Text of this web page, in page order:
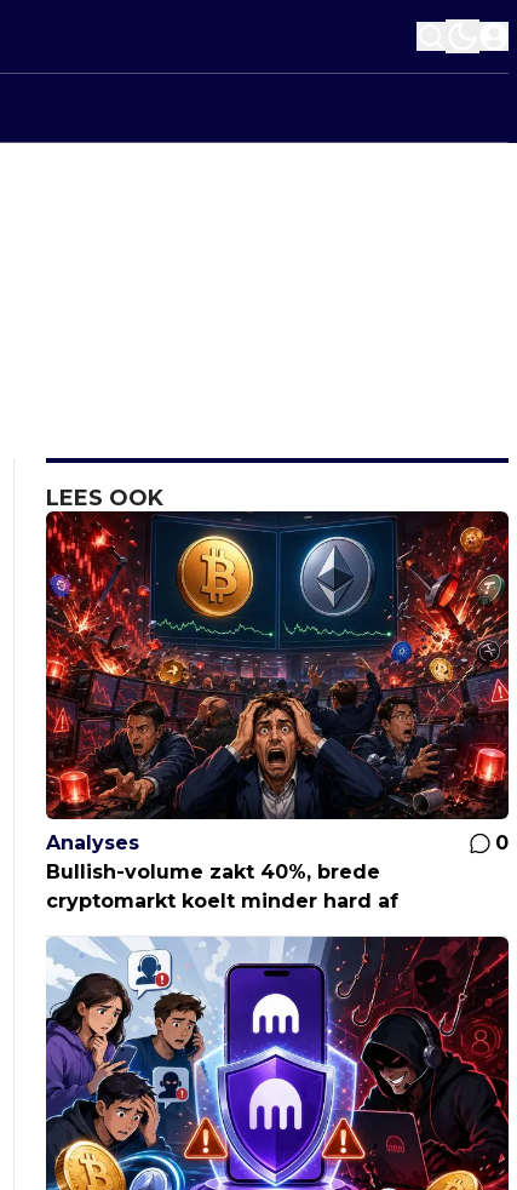
LEES OOK
Analyses
0
Bullish-volume zakt 40%, brede
cryptomarkt koelt minder hard af